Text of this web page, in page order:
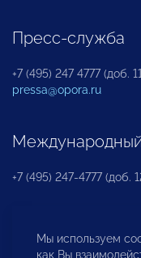
Пресс-служба
+7 (495) 247 4777 (доб.
pressa@opora.ru
+7 (495) 247-4777 (доб.
Бюро по
инвесторов
Мы используем
как Вы